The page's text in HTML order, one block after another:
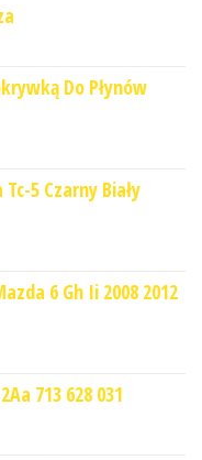
Do Płynów
5 Czarny Biały
6 Gh Ii 2008 2012
713 628 031